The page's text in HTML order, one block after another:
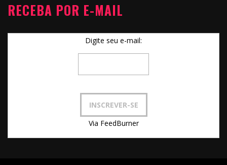
RECEBA POR E-MAIL
Digite seu e-mail:
Via FeedBurner